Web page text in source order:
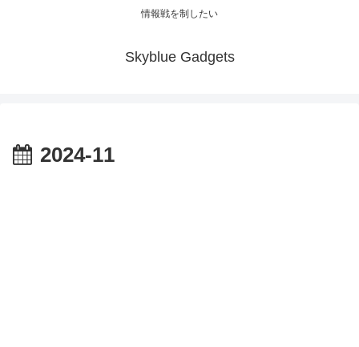
情報戦を制したい
Skyblue Gadgets
2024-11